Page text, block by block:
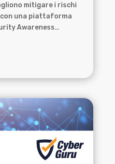
mitigare i rischi
una piattaforma
Awareness…